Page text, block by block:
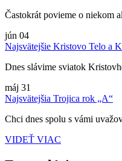
Častokrát povieme o niekom
jún 04
Najsvätejšie Kristovo Telo a
Dnes slávime sviatok
máj 31
Najsvätejšia Trojica rok „A“
Chci dnes spolu s vámi
VIDEŤ VIAC